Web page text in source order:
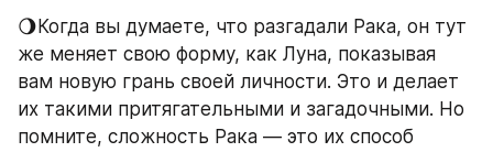
🌖Когда вы думаете, что разгадали Рака, он тут
же меняет свою форму, как Луна, показывая
вам новую грань своей личности. Это и делает
их такими притягательными и загадочными. Но
помните, сложность Рака — это их способ